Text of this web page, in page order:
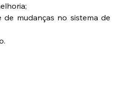
de mudanças no sistema de